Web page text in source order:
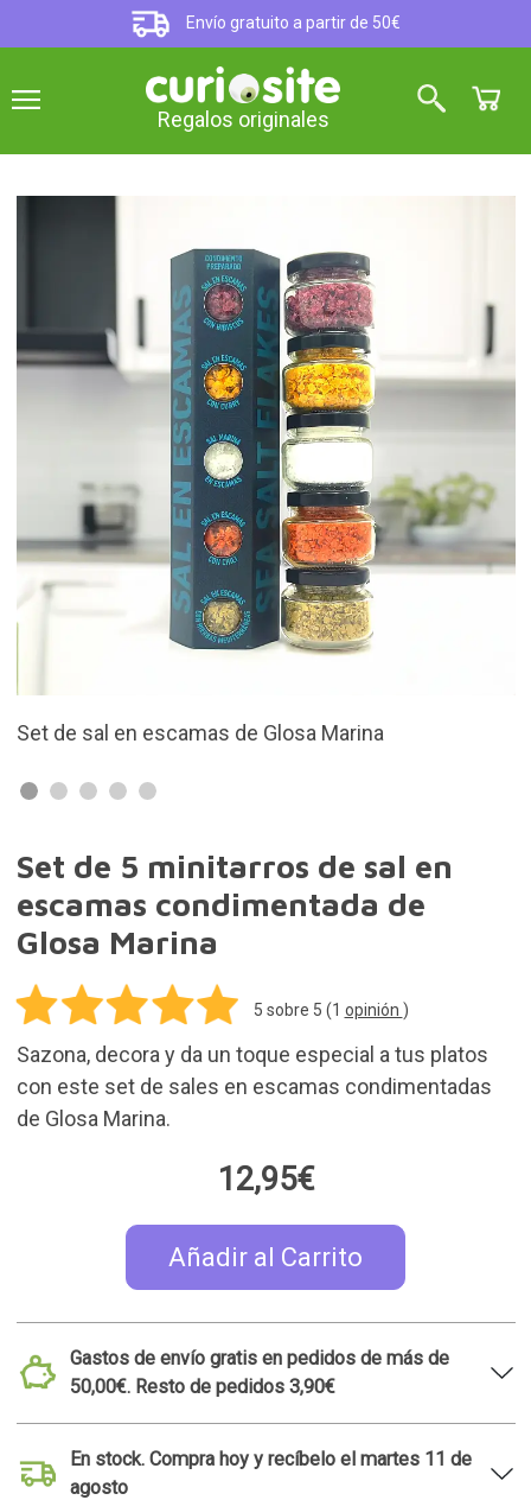
Envío gratuito a partir de 50€
Regalos originales
Incluye 5 tarritos de sal en
Set de 5 minitarros de sal en
escamas condimentada de
Glosa Marina
5 sobre 5 (1 opinión )
Sazona, decora y da un toque especial a tus platos
con este set de sales en escamas condimentadas
de Glosa Marina.
12,95€
Añadir al Carrito
Gastos de envío gratis en pedidos de más de
50,00€. Resto de pedidos 3,90€
En stock. Compra hoy y recíbelo el martes 11 de
agosto